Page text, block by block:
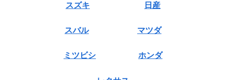
スズキ 日産
スバル マツダ
ミツビシ ホンダ